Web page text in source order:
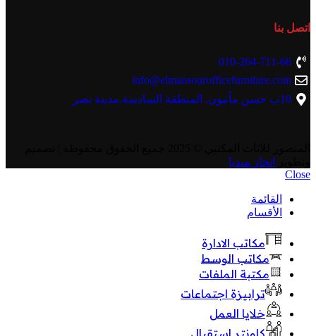
اتصل بنا
010-264-711-66
info@elmansourofficefurniture.com
10ب حسن مأمون. المنطقة السادسة.مدينة نصر
انجاز ميديا
Close
القائمة
الأقسام
مكاتب الادارة
مكاتب الوسط
مكتبة الملفات
ترابيزة اجتماعات
خلايا العمل